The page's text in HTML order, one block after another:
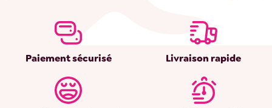
Paiement sécurisé Livraison rapide